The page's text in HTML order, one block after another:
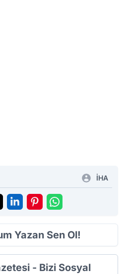
İHA
Yazan Sen Ol!
- Bizi Sosyal